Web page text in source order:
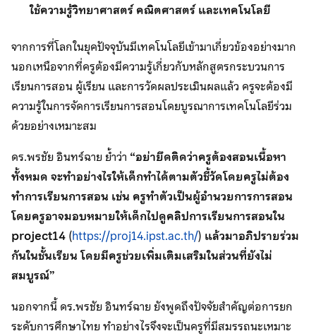
ใช้ความรู้วิทยาศาสตร์ คณิตศาสตร์ และเทคโนโลยี
จากการที่โลกในยุคปัจจุบันมีเทคโนโลยีเข้ามาเกี่ยวข้องอย่างมาก
นอกเหนือจากที่ครูต้องมีความรู้เกี่ยวกับหลักสูตรกระบวนการ
เรียนการสอน ผู้เรียน และการวัดผลประเมินผลแล้ว ครูจะต้องมี
ความรู้ในการจัดการเรียนการสอนโดยบูรณาการเทคโนโลยีร่วม
ด้วยอย่างเหมาะสม
ดร.พรชัย อินทร์ฉาย ย้ำว่า “อย่ายึดติดว่าครูต้องสอนเนื้อหา
ทั้งหมด จะทำอย่างไรให้เด็กทำได้ตามตัวชี้วัดโดยครูไม่ต้อง
ทำการเรียนการสอน เช่น ครูทำตัวเป็นผู้อำนวยการการสอน
โดยครูอาจมอบหมายให้เด็กไปดูคลิปการเรียนการสอนใน
project14(https://proj14.ipst.ac.th/) แล้วมาอภิปรายร่วม
กันในชั้นเรียน โดยมีครูช่วยเพิ่มเติมเสริมในส่วนที่ยังไม่
สมบูรณ์”
นอกจากนี้ ดร.พรชัย อินทร์ฉาย ยังพูดถึงปัจจัยสำคัญต่อการยก
ระดับการศึกษาไทย ทำอย่างไรจึงจะเป็นครูที่มีสมรรถนะเหมาะ